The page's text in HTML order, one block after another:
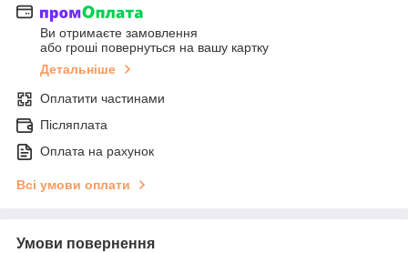
Ви отримаєте замовлення
або гроші повернуться на вашу картку
Детальніше
Оплатити частинами
Післяплата
Оплата на рахунок
Всі умови оплати
Умови повернення